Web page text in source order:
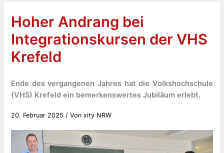
Hoher Andrang bei
Integrationskursen der VHS
Krefeld
Ende des vergangenen Jahres hat die Volkshochschule
(VHS) Krefeld ein bemerkenswertes Jubiläum erlebt.
20. Februar 2025 / Vonxity NRW